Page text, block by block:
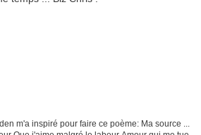
m'a inspiré pour faire ce poème: Ma source ...